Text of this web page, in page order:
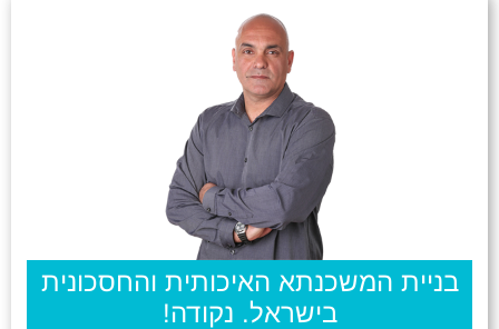
בניית המשכנתא האיכותית והחסכונית
בישראל. נקודה!